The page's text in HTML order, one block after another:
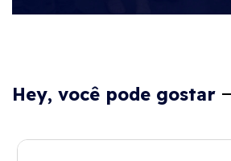
Hey, você pode gostar